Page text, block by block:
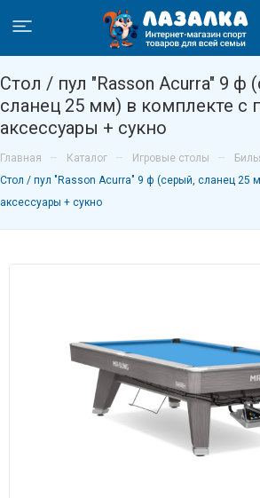
Стол / пул "Rasson Acurra" 9 ф
сланец 25 мм) в комплекте с
аксессуары + сукно
Главная – Каталог – Игровые столы –
Стол / пул "Rasson Acurra" 9 ф (серый, сланец 25
аксессуары + сукно